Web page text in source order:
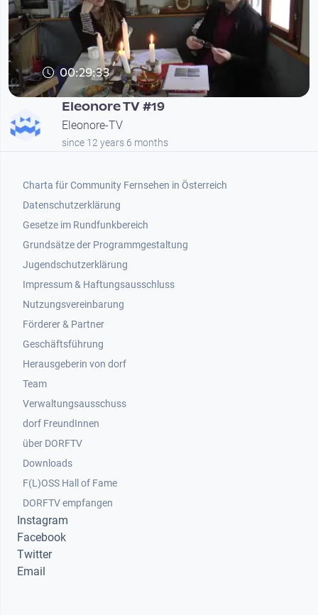
00:29:33
Eleonore TV #19
Eleonore-TV
since 12 years 6 months
Footer 1
Charta für Community Fernsehen in Österreich
Datenschutzerklärung
Gesetze im Rundfunkbereich
Grundsätze der Programmgestaltung
Jugendschutzerklärung
Impressum & Haftungsausschluss
Nutzungsvereinbarung
Footer 2
Förderer & Partner
Geschäftsführung
Herausgeberin von dorf
Team
Verwaltungsausschuss
dorf FreundInnen
Footer 3
über DORFTV
Downloads
F(L)OSS Hall of Fame
Footer 4
DORFTV empfangen
Instagram
Facebook
Twitter
Email